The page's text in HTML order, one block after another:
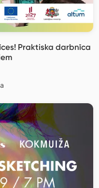
Praktiska darbnīca